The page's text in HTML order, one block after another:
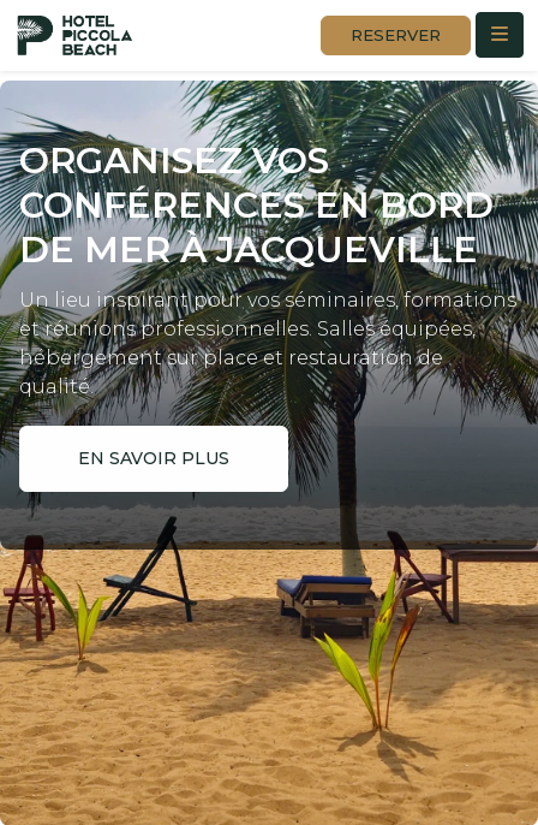
RESERVER
ORGANISEZ VOS
CONFÉRENCES EN BORD
DE MER À JACQUEVILLE
Un lieu inspirant pour vos séminaires, formations
et réunions professionnelles. Salles équipées,
hébergement sur place et restauration de
qualité.
EN SAVOIR PLUS